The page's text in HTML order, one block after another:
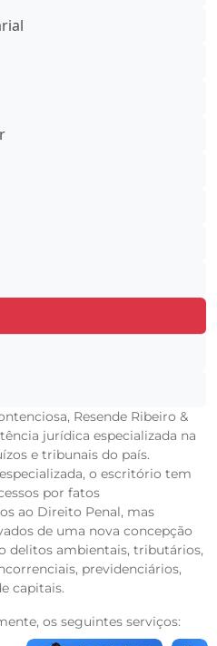
Resende Ribeiro &
jurídica especializada na
e tribunais do país.
o escritório tem
por fatos
ao Direito Penal, mas
de uma nova concepção
delitos ambientais, tributários,
previdenciários,
capitais.
os seguintes serviços: